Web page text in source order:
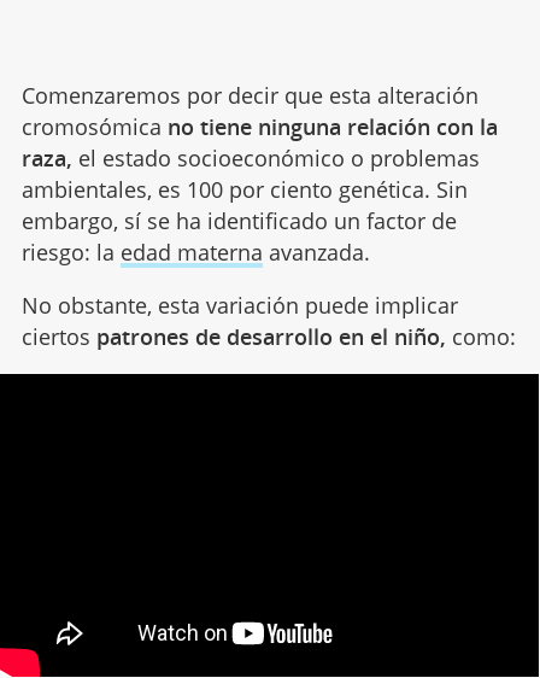
Comenzaremos por decir que esta alteración
cromosómica no tiene ninguna relación con la
raza, el estado socioeconómico o problemas
ambientales, es 100 por ciento genética. Sin
embargo, sí se ha identificado un factor de
riesgo: la edad materna avanzada.
No obstante, esta variación puede implicar
ciertos patrones de desarrollo en el niño, como: